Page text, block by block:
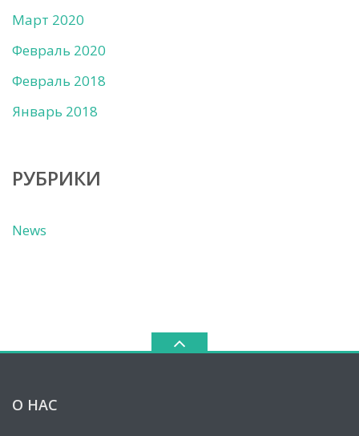
Март 2020
Февраль 2020
Февраль 2018
Январь 2018
РУБРИКИ
News
О НАС